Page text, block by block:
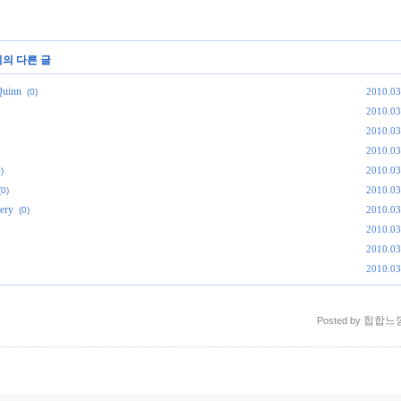
다른 글
(0)
(0)
Posted by 힙합느